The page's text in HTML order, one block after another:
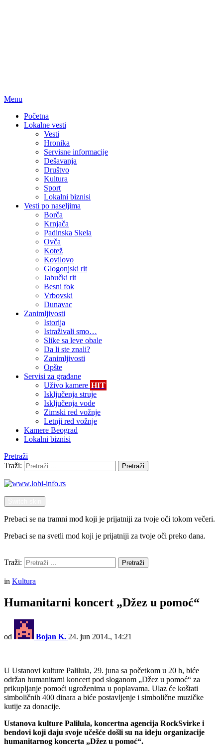
Menu
Početna
Lokalne vesti
Vesti
Hronika
Servisne informacije
Dešavanja
Društvo
Kultura
Sport
Lokalni biznisi
Vesti po naseljima
Borča
Krnjača
Padinska Skela
Ovča
Kotež
Kovilovo
Glogonjski rit
Jabučki rit
Besni fok
Vrbovski
Dunavac
Zanimljivosti
Istorija
Istraživali smo…
Slike sa leve obale
Da li ste znali?
Zanimljivosti
Opšte
Servisi za građane
Uživo kamere HIT
Isključenja struje
Isključenja vode
Zimski red vožnje
Letnji red vožnje
Kamere Beograd
Lokalni biznisi
Pretraži
Traži:
Pretraži
Prebaci se na tramni mod koji je prijatniji za tvoje oči tokom večeri.
Prebaci se na svetli mod koji je prijatniji za tvoje oči preko dana.
Traži:
Pretraži
in Kultura
Humanitarni koncert „Džez u pomoć“
od Bojan K. 24. jun 2014., 14:21
U Ustanovi kulture Palilula, 29. juna sa početkom u 20 h, biće
održan humanitarni koncert pod sloganom „Džez u pomoć“ za
prikupljanje pomoći ugroženima u poplavama. Ulaz će koštati
simboličnih 400 dinara a biće postavljenje i simbolične muzičke
kutije za donacije.
Ustanova kulture Palilula, koncertna agencija RockSvirke i
bendovi koji daju svoje učešće došli su na ideju organizacije
humanitarnog koncerta „Džez u pomoć“.